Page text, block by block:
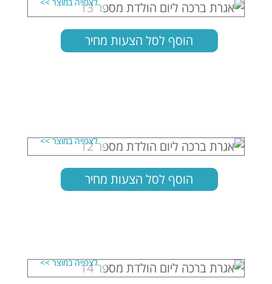
הוסף לסל הצעות מחיר
הוסף לסל הצעות מחיר